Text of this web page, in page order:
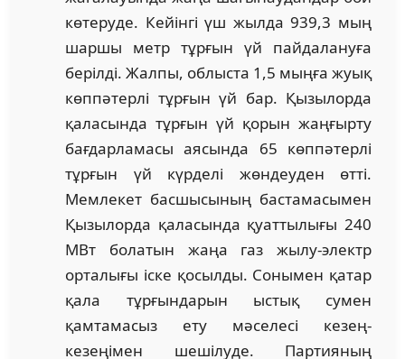
көтеруде. Кейінгі үш жылда 939,3 мың
шаршы метр тұрғын үй пайдалануға
берілді. Жалпы, облыста 1,5 мыңға жуық
көппәтерлі тұрғын үй бар. Қызылорда
қаласында тұрғын үй қорын жаңғырту
бағдарламасы аясында 65 көппәтерлі
тұрғын үй күрделі жөндеуден өтті.
Мемлекет басшысының бастамасымен
Қызылорда қаласында қуаттылығы 240
МВт болатын жаңа газ жылу-электр
орталығы іске қосылды. Сонымен қатар
қала тұрғындарын ыстық сумен
қамтамасыз ету мәселесі кезең-
кезеңімен шешілуде. Партияның